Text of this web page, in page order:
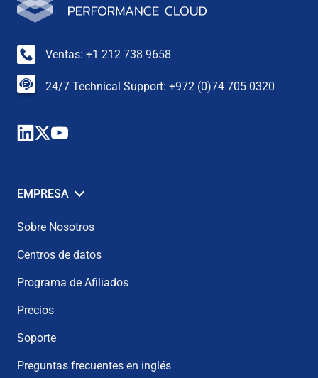
Ventas: +1 212 738 9658
24/7 Technical Support: +972 (0)74 705 0320
EMPRESA
Sobre Nosotros
Centros de datos
Programa de Afiliados
Precios
Soporte
Preguntas frecuentes en inglés